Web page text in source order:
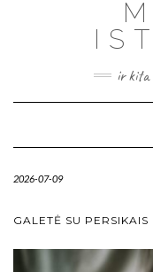
ir kita
2026-07-09
GALETĖ SU PERSIKAIS